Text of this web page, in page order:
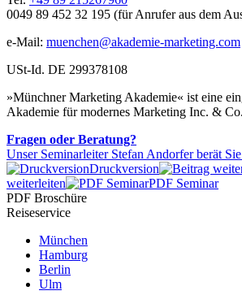
0049 89 452 32 195 (für Anrufer aus dem
e-Mail: muenchen@akademie-marketing.com
USt-Id. DE 299378108
»Münchner Marketing Akademie« ist eine
Akademie für modernes Marketing Inc. &
Fragen oder Beratung?
Unser Seminarleiter Stefan Andorfer berät
Druckversion
weiterleiten
PDF Seminar
PDF Broschüre
Reiseservice
München
Hamburg
Berlin
Ulm